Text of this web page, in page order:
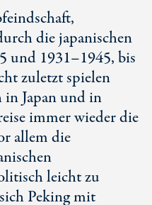
die japanischen
und 1931–1945, bis
zuletzt spielen
Japan und in
immer wieder die
allem die
leicht zu
Peking mit